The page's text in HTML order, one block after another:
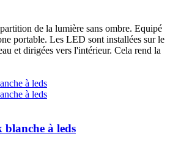
de la lumière sans ombre. Equipé
portable. Les LED sont installées sur le
et dirigées vers l'intérieur. Cela rend la
à leds